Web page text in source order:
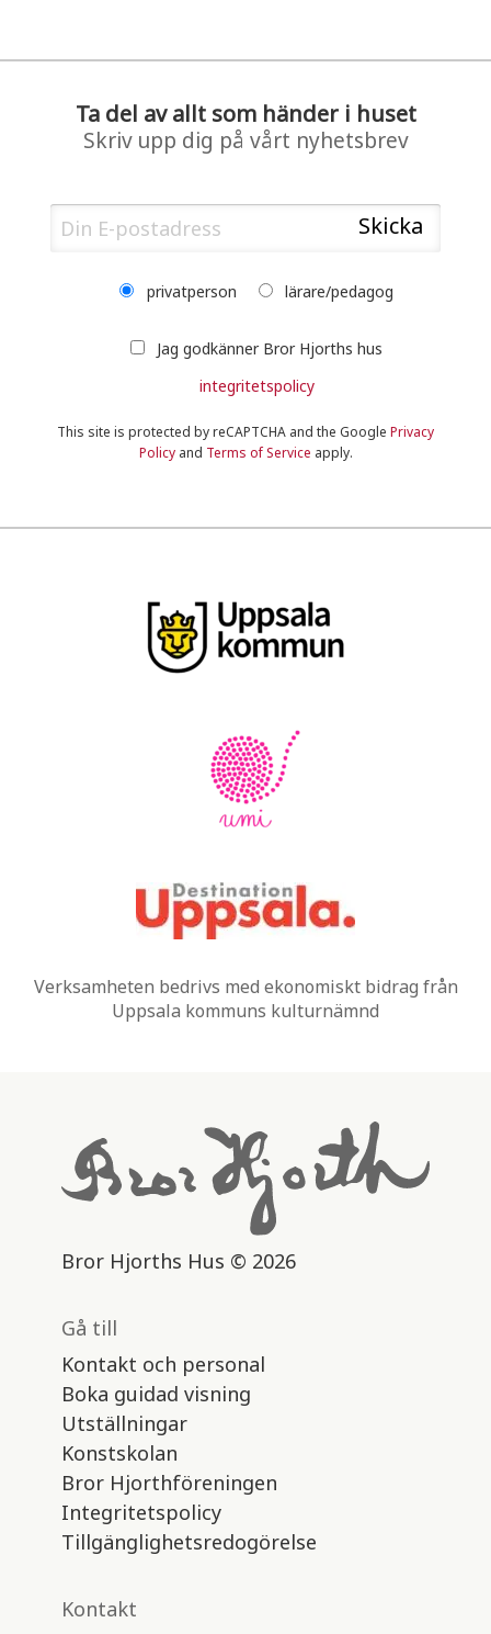
Ta del av allt som händer i huset
Skriv upp dig på vårt nyhetsbrev
privatperson lärare/pedagog
Jag godkänner Bror Hjorths hus
integritetspolicy
This site is protected by reCAPTCHA and the Google Privacy
Policyand Terms of Service apply.
Verksamheten bedrivs med ekonomiskt bidrag från
Uppsala kommuns kulturnämnd
Bror Hjorths Hus © 2026
Gå till
Kontakt och personal
Boka guidad visning
Utställningar
Konstskolan
Bror Hjorthföreningen
Integritetspolicy
Tillgänglighetsredogörelse
Kontakt